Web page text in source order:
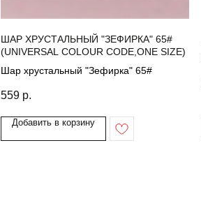
ШАР ХРУСТАЛЬНЫЙ "ЗЕФИРКА" 65#
(UNIVERSAL COLOUR CODE,ONE SIZE)
Шар хрустальный "Зефирка" 65#
559 р.
Добавить в корзину